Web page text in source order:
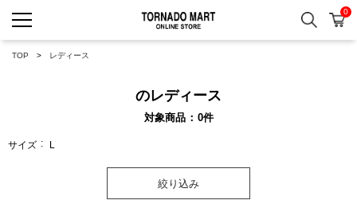
検索 カ
0
TOP レディース
のレディース
対象商品 0件
サイズ L
絞り込み